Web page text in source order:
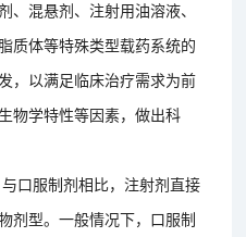
混悬剂、注射用油溶液、
质体等特殊类型载药系统的
，以满足临床治疗需求为前
物学特性等因素，做出科
口服制剂相比，注射剂直接
剂型。一般情况下，口服制